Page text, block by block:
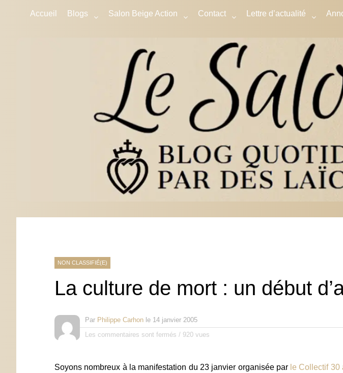
Accueil Blogs Salon Beige Action Contact Lettre d’actualité
NON CLASSIFIÉ(E)
La culture de mort : un début
Par Philippe Carhon le 14 janvier 2005
Les commentaires sont fermés / 920 vues
Soyons nombreux à la manifestation du 23 janvier organisée par le Collectif 30